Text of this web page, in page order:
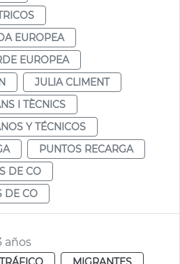
EUROPEA
EUROPEA
JULIA CLIMENT
I TÈCNICS
Y TÉCNICOS
PUNTOS RECARGA
DE CO
DE CO
años